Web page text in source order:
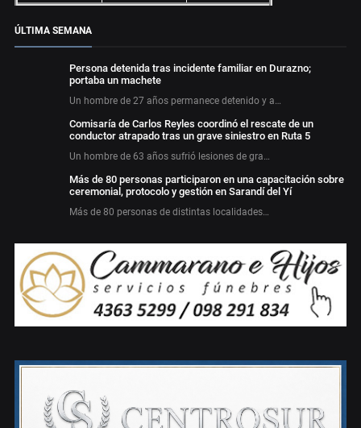
ÚLTIMA SEMANA
Persona detenida tras incidente familiar en Durazno;
portaba un machete
Un hombre de 27 años permanece detenido y a…
Comisaría de Carlos Reyles coordinó el rescate de un
conductor atrapado tras un grave siniestro en Ruta 5
Un hombre de 63 años sufrió lesiones de gra…
Más de 80 personas participaron en una capacitación sobre
ceremonial, protocolo y gestión en Sarandí del Yí
Más de 80 personas de distintas localidades…